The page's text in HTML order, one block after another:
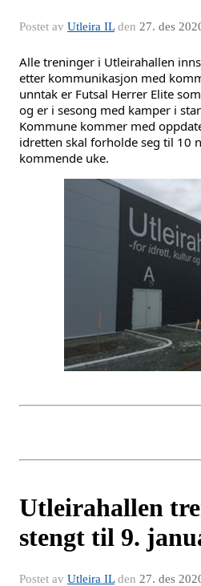
Postet av Utleira ILden 27. des
Alle treninger i Utleirahallen
etter kommunikasjon med
unntak er Futsal Herrer Elite
og er i sesong med kamper i
Kommune kommer med
idretten skal forholde seg til 10
kommende uke.
Utleirahallen
stengt til 9.
Postet av Utleira ILden 27. des